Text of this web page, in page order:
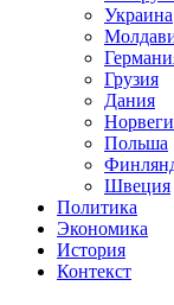
Украина
Грузия
Дания
Польша
Швеция
Политика
Экономика
История
Контекст